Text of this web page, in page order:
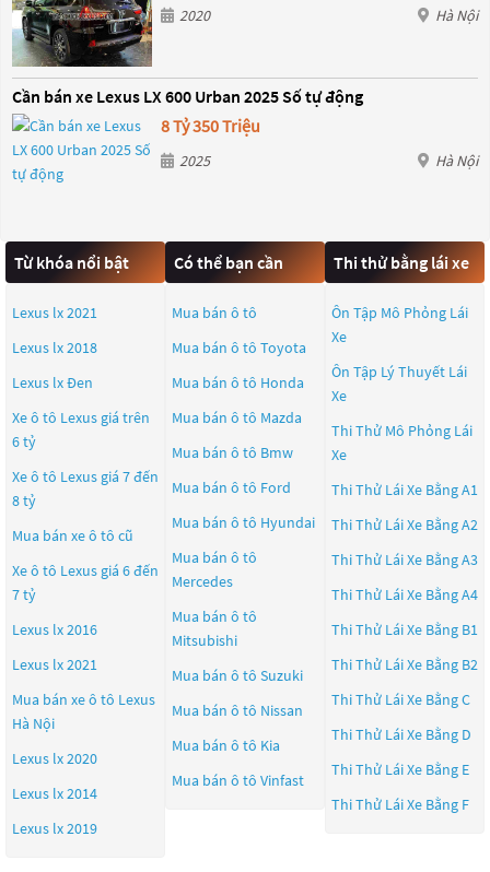
2020 Hà Nội
Cần bán xe Lexus LX 600 Urban 2025 Số tự động
8 Tỷ 350 Triệu
2025 Hà Nội
Từ khóa nổi bật
Lexus lx 2021
Lexus lx 2018
Lexus lx Đen
Xe ô tô Lexus giá trên
6 tỷ
Xe ô tô Lexus giá 7 đến
8 tỷ
Mua bán xe ô tô cũ
Xe ô tô Lexus giá 6 đến
7 tỷ
Lexus lx 2016
Lexus lx 2021
Mua bán xe ô tô Lexus
Hà Nội
Lexus lx 2020
Lexus lx 2014
Lexus lx 2019
Có thể bạn cần
Mua bán ô tô
Mua bán ô tô Toyota
Mua bán ô tô Honda
Mua bán ô tô Mazda
Mua bán ô tô Bmw
Mua bán ô tô Ford
Mua bán ô tô Hyundai
Mua bán ô tô
Mercedes
Mua bán ô tô
Mitsubishi
Mua bán ô tô Suzuki
Mua bán ô tô Nissan
Mua bán ô tô Kia
Mua bán ô tô Vinfast
Thi thử bằng lái xe
Ôn Tập Mô Phỏng Lái
Xe
Ôn Tập Lý Thuyết Lái
Xe
Thi Thử Mô Phỏng Lái
Xe
Thi Thử Lái Xe Bằng A1
Thi Thử Lái Xe Bằng A2
Thi Thử Lái Xe Bằng A3
Thi Thử Lái Xe Bằng A4
Thi Thử Lái Xe Bằng B1
Thi Thử Lái Xe Bằng B2
Thi Thử Lái Xe Bằng C
Thi Thử Lái Xe Bằng D
Thi Thử Lái Xe Bằng E
Thi Thử Lái Xe Bằng F